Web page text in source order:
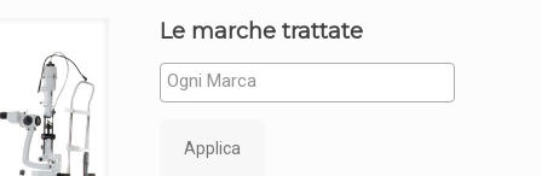
Le marche trattate
Applica